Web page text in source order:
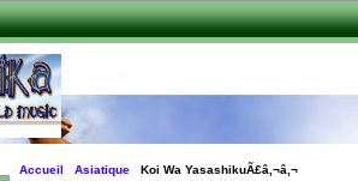
Accueil Asiatique Koi Wa YasashikuÃ£â‚¬â‚¬